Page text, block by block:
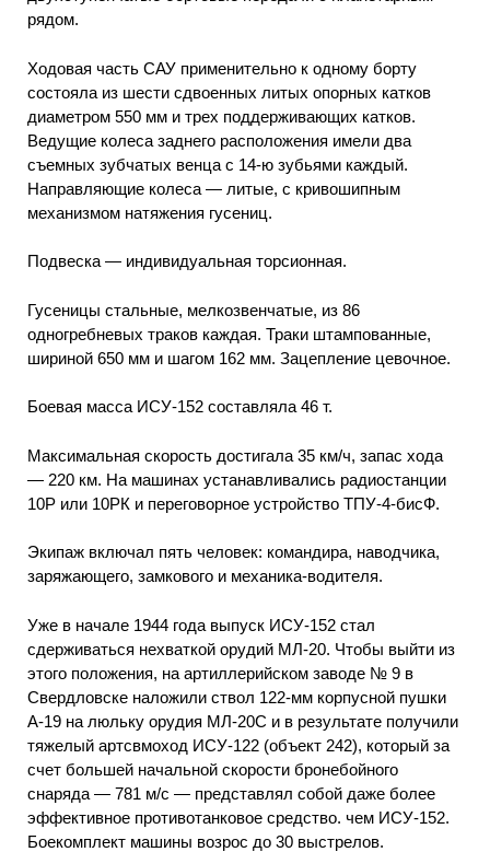
рядом.
Ходовая часть САУ применительно к одному борту
состояла из шести сдвоенных литых опорных катков
диаметром 550 мм и трех поддерживающих катков.
Ведущие колеса заднего расположения имели два
съемных зубчатых венца с 14-ю зубьями каждый.
Направляющие колеса — литые, с кривошипным
механизмом натяжения гусениц.
Подвеска — индивидуальная торсионная.
Гусеницы стальные, мелкозвенчатые, из 86
одногребневых траков каждая. Траки штампованные,
шириной 650 мм и шагом 162 мм. Зацепление цевочное.
Боевая масса ИСУ-152 составляла 46 т.
Максимальная скорость достигала 35 км/ч, запас хода
— 220 км. На машинах устанавливались радиостанции
10Р или 10РК и переговорное устройство ТПУ-4-бисФ.
Экипаж включал пять человек: командира, наводчика,
заряжающего, замкового и механика-водителя.
Уже в начале 1944 года выпуск ИСУ-152 стал
сдерживаться нехваткой орудий МЛ-20. Чтобы выйти из
этого положения, на артиллерийском заводе № 9 в
Свердловске наложили ствол 122-мм корпусной пушки
А-19 на люльку орудия МЛ-20С и в результате получили
тяжелый артсвмоход ИСУ-122 (объект 242), который за
счет большей начальной скорости бронебойного
снаряда — 781 м/с — представлял собой даже более
эффективное противотанковое средство. чем ИСУ-152.
Боекомплект машины возрос до 30 выстрелов.